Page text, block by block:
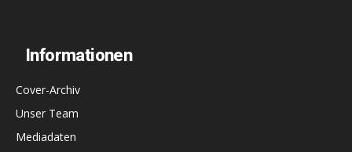
Informationen
Cover-Archiv
Unser Team
Mediadaten